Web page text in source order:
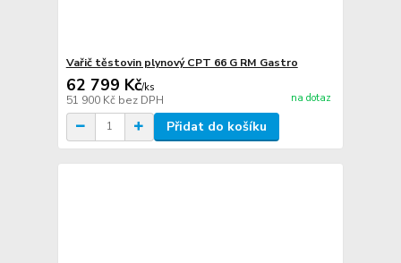
Vařič těstovin plynový CPT 66 G RM Gastro
62 799 Kč/ks
51 900 Kč bez DPH na dotaz
Přidat do košíku